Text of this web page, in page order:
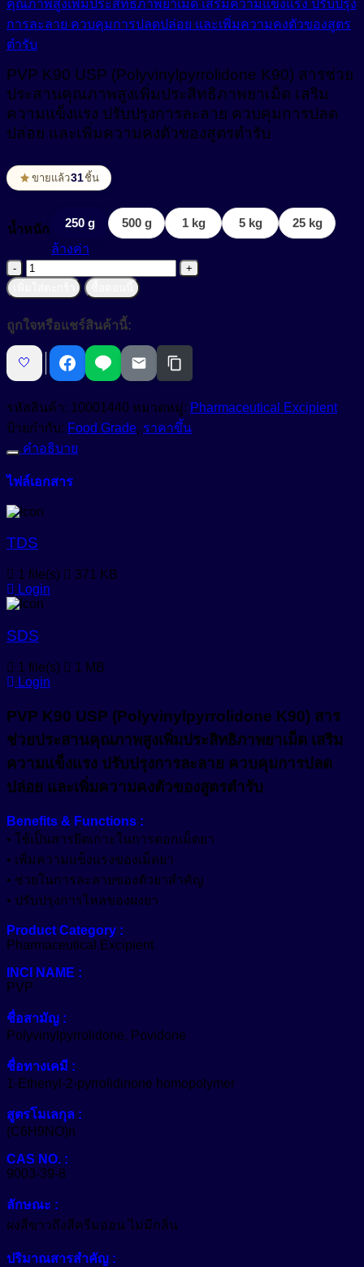
Non-ionic Surfactant
สารผสาน (Emulsifier)
Cream Base (Emulsifier Wax)
O/W Emulsifier
W/O Emulsifier
W/Si Emulsifier
สารสร้างฟิล์ม (Film Forming Agent)
สารสร้างเนื้อมุก (Pearlizing Agent)
สารหล่อลื่น (Lubricant)
สารออกฤทธิ์ (Active)
Anti Acne
Anti Stress Repair
Anti- inflammatory
Anti-Allergy
Anti-Bacteria
Anti-Dryness
Anti-Hair Loss
Anti-Oxidant
Astringent
Growth Reducer
Hair Conditioning Agent
Moisturizing Agent
Oil Control
Protective Agent
Whitening Agent
สารออกฤทธิ์ทางชีวภาพ (Bio Actives)
สารเพิ่มการละลาย (Solubilizer)
สารเพิ่มความข้น (Thickerner)
สารเพิ่มความข้น ในน้ำยาปรับผ้านุ่ม (Fabric Softener)
สารเพิ่มความข้นหนืด (Viscosity Controlling)
สารเพิ่มความขาวสว่าง (Optical Brightening Agent)
สารเพิ่มความคงตัว (Stabilizers)
สารเพิ่มความทึบแสง (Opacifying Agent)
สารเพิ่มคุณสมบัติกันน้ำ (Waterproofing Agent)
สีย้อมพิเศษผสมน้ำ (Liquid Polymeric Color Dye)
หัวน้ำหอม (Fragrance)
อื่นๆ (Other)
เมคอัพ (Makeup)
Pigment
Tone Up
แว๊กซ์ (Waxes)
PVP K90 USP (Polyvinylpyrrolidone K90) สารช่วย
ประสานคุณภาพสูงเพิ่มประสิทธิภาพยาเม็ด เสริม
ความแข็งแรง ปรับปรุงการละลาย ควบคุมการปลด
ปล่อย และเพิ่มความคงตัวของสูตรตำรับ
ขายแล้ว31ชิ้น
น้ำหนัก 250 g 500 g 1 kg 5 kg
25 kg
ล้างค่า
จำนวน
K90
USP
(Polyvinylpyrrolidone
K90)
สาร
ช่วย
ประสาน
คุณภาพ
สูง
ประสิทธิภาพ
เสริม
ความ
แข็ง
แรง
ปรับปรุง
ละลาย
ควบคุม
การ
ปล่อย
และ
เพิ่ม
คงตัว
ของ
สูตร
ตำรับ
ถูกใจหรือแชร์สินค้านี้:
🤍
รหัสสินค้า: 10001440 หมวดหมู่: Pharmaceutical Excipient
ป้ายกำกับ: Food Grade, ราคาขึ้น
คำอธิบาย
ไฟล์เอกสาร
TDS
1 file(s)
371 KB
Login
SDS
1 file(s)
1 MB
Login
PVP K90 USP (Polyvinylpyrrolidone K90) สาร
ช่วยประสานคุณภาพสูงเพิ่มประสิทธิภาพยาเม็ด เสริม
ความแข็งแรง ปรับปรุงการละลาย ควบคุมการปลด
ปล่อย และเพิ่มความคงตัวของสูตรตำรับ
Benefits & Functions :
• ใช้เป็นสารยึดเกาะในการตอกเม็ดยา
• เพิ่มความแข็งแรงของเม็ดยา
• ช่วยในการละลายของตัวยาสำคัญ
• ปรับปรุงการไหลของผงยา
Product Category :
Pharmaceutical Excipient
INCI NAME :
PVP
ชื่อสามัญ :
Polyvinylpyrrolidone, Povidone
ชื่อทางเคมี :
1-Ethenyl-2-pyrrolidinone homopolymer
สูตรโมเลกุล :
(C6H9NO)n
CAS NO. :
9003-39-8
ลักษณะ :
ผงสีขาวถึงสีครีมอ่อน ไม่มีกลิ่น
ปริมาณสารสำคัญ :